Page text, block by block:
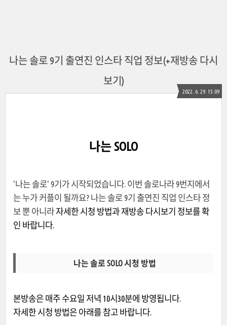
나는 솔로 9기 출연진 인스타 직업 정보(+재방송 다시
보기)
2022. 6. 29. 15:09
나는 SOLO
'나는 솔로' 9기가 시작되었습니다. 이번 솔로나라 9번지에서
는 누가 커플이 될까요? 나는 솔로 9기 출연진 직업 인스타 정
보 뿐 아니라자세한 시청 방법과 재방송 다시보기 정보를 확
인 바랍니다.
나는 솔로 SOLO 시청 방법
본방송은 매주 수요일 저녁 10시30분에 방영됩니다.
자세한 시청 방법은 아래를 참고 바랍니다.